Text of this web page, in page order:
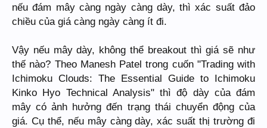
nếu đám mây càng ngày càng dày, thì xác suất đảo
chiều của giá càng ngày càng ít đi.
Vậy nếu mây dày, không thể breakout thì giá sẽ như
thế nào? Theo Manesh Patel trong cuốn "Trading with
Ichimoku Clouds: The Essential Guide to Ichimoku
Kinko Hyo Technical Analysis" thì độ dày của đám
mây có ảnh hưởng đến trạng thái chuyển động của
giá. Cụ thể, nếu mây càng dày, xác suất thị trường đi